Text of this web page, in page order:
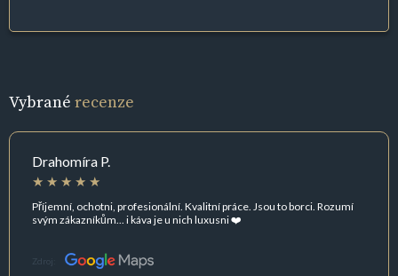
Vybrané recenze
Drahomíra P.
Příjemní, ochotni, profesionální. Kvalitní práce. Jsou to borci. Rozumí
svým zákazníkům... i káva je u nich luxusni ❤️
Zdroj: